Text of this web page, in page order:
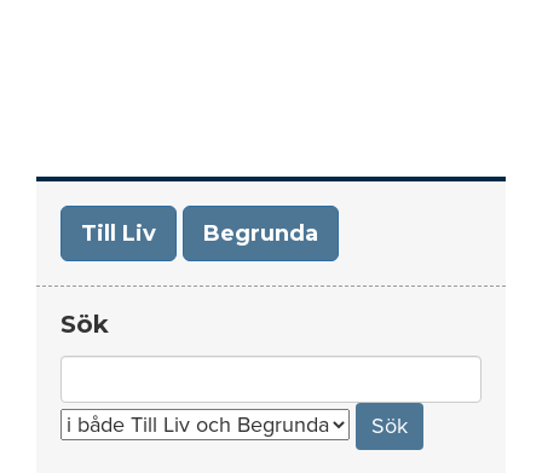
Till Liv Begrunda
Sök
for: